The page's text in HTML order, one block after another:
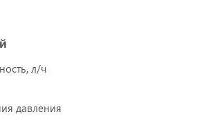
л/ч
давления